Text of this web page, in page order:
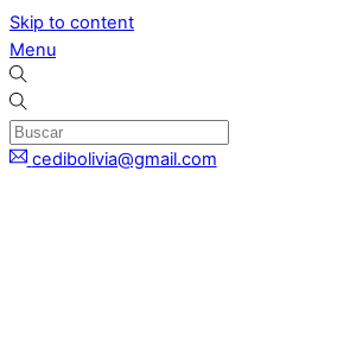
Skip to content
Menu
cedibolivia@gmail.com